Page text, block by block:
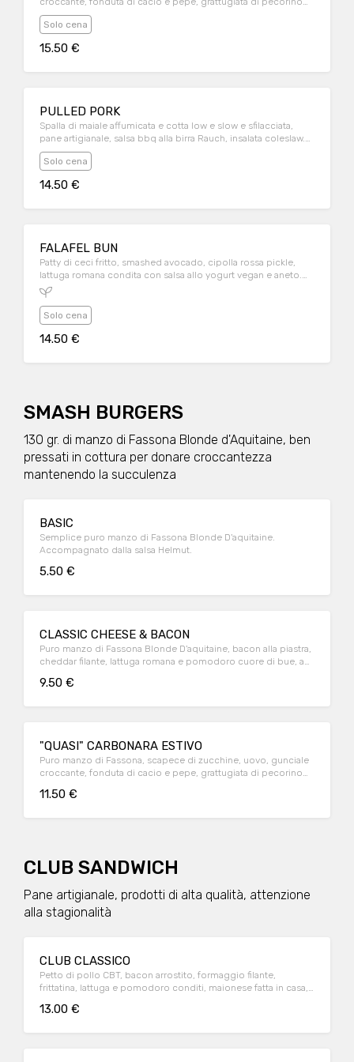
romano. Con contorno di patate fritte
Solo cena
15.50 €
PULLED PORK
Spalla di maiale affumicata e cotta low e slow e sfilacciata,
pane artigianale, salsa bbq alla birra Rauch, insalata coleslaw.
Contorno di patate fritte
Solo cena
14.50 €
FALAFEL BUN
Patty di ceci fritto, smashed avocado, cipolla rossa pickle,
lattuga romana condita con salsa allo yogurt vegan e aneto.
Con contorno di patate fritte
Solo cena
14.50 €
SMASH BURGERS
130 gr. di manzo di Fassona Blonde d'Aquitaine, ben
pressati in cottura per donare croccantezza
mantenendo la succulenza
BASIC
Semplice puro manzo di Fassona Blonde D'aquitaine.
Accompagnato dalla salsa Helmut.
5.50 €
CLASSIC CHEESE & BACON
Puro manzo di Fassona Blonde D'aquitaine, bacon alla piastra,
cheddar filante, lattuga romana e pomodoro cuore di bue, a
9.50 €
"QUASI" CARBONARA ESTIVO
Puro manzo di Fassona, scapece di zucchine, uovo, gunciale
croccante, fonduta di cacio e pepe, grattugiata di pecorino
11.50 €
CLUB SANDWICH
Pane artigianale, prodotti di alta qualità, attenzione
alla stagionalità
CLUB CLASSICO
Petto di pollo CBT, bacon arrostito, formaggio filante,
frittatina, lattuga e pomodoro conditi, maionese fatta in casa,
13.00 €